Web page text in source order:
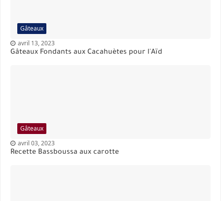
Gâteaux
avril 13, 2023
Gâteaux Fondants aux Cacahuètes pour l'Aïd
Gâteaux
avril 03, 2023
Recette Bassboussa aux carotte